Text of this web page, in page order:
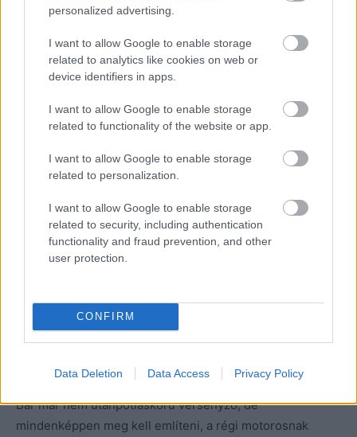
personalized advertising.
I want to allow Google to enable storage
related to analytics like cookies on web or
device identifiers in apps.
I want to allow Google to enable storage
related to functionality of the website or app.
I want to allow Google to enable storage
related to personalization.
I want to allow Google to enable storage
related to security, including authentication
functionality and fraud prevention, and other
user protection.
CONFIRM
Data Deletion Data Access Privacy Policy
Fotó: Hajóka Sportfotó // Szabó Bende, 3. helyezett
A SeniorMax kategóriában született az egyik legnagyobb
helyén végzett.
DD2-ben két magyar újonc is jól szerepelt, Szabó Bende
Bár már nem utánpótláskorú versenyző, de
mindenképpen meg kell említeni, a régi motorosnak